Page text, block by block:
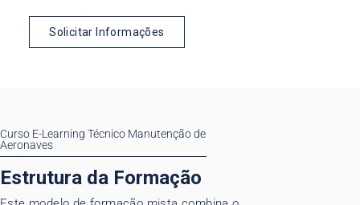
Solicitar Informações
Curso E-Learning Técnico Manutenção de
Aeronaves
Estrutura da Formação